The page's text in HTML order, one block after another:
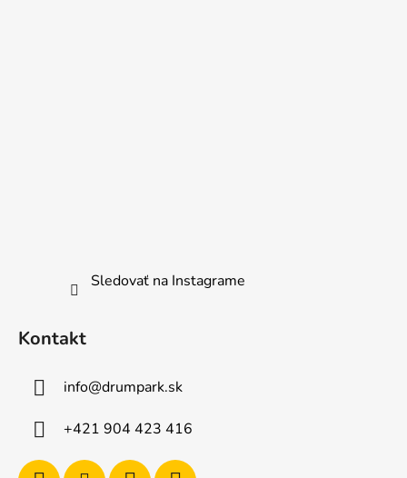
Sledovať na Instagrame
Kontakt
info@drumpark.sk
+421 904 423 416